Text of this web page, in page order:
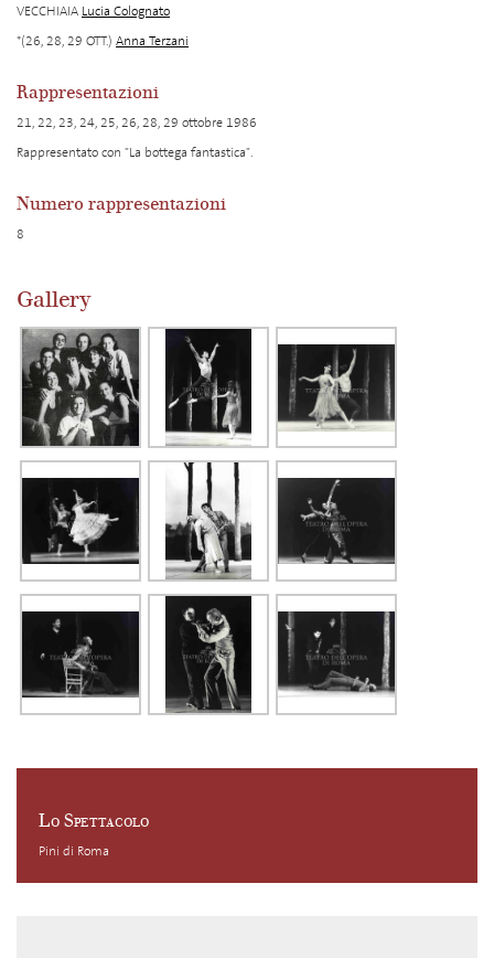
VECCHIAIA Lucia Colognato
*(26, 28, 29 OTT.) Anna Terzani
Rappresentazioni
21, 22, 23, 24, 25, 26, 28, 29 ottobre 1986
Rappresentato con "La bottega fantastica".
Numero rappresentazioni
8
Gallery
Lo Spettacolo
Pini di Roma